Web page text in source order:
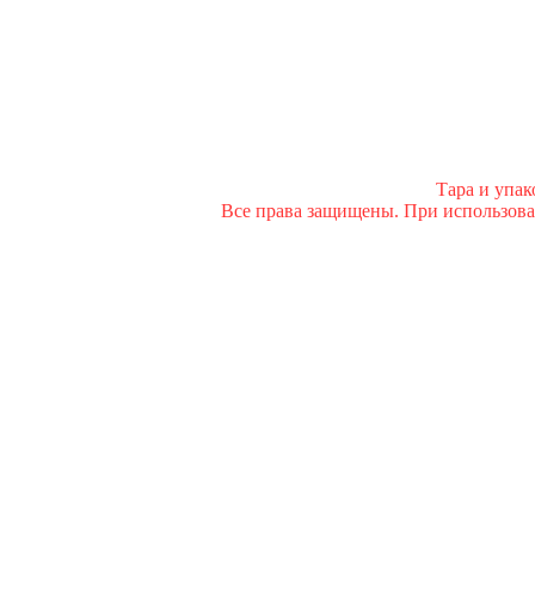
Тара и
Все права защищены. При